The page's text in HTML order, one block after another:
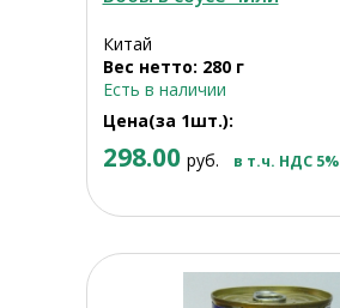
Китай
Вес нетто: 280 г
Есть в наличии
Цена(за 1шт.):
298.00 руб. в т.ч. НДС 5%